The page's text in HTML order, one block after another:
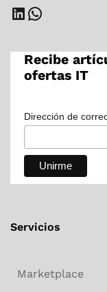
LinkedIn
WhatsApp
Recibe
ofertas IT
Dirección de
Servicios
Marketplace